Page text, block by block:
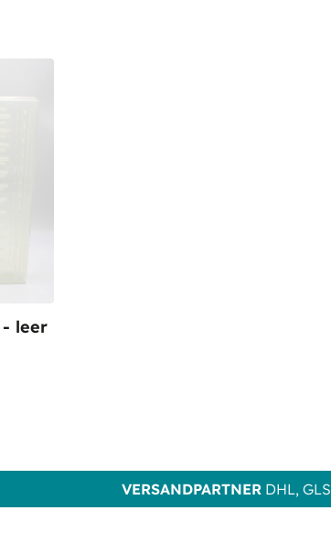
- leer
VERSANDPARTNER DHL, GLS